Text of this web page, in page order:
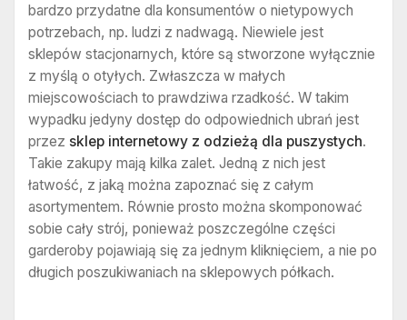
bardzo przydatne dla konsumentów o nietypowych
potrzebach, np. ludzi z nadwagą. Niewiele jest
sklepów stacjonarnych, które są stworzone wyłącznie
z myślą o otyłych. Zwłaszcza w małych
miejscowościach to prawdziwa rzadkość. W takim
wypadku jedyny dostęp do odpowiednich ubrań jest
przez sklep internetowy z odzieżą dla puszystych.
Takie zakupy mają kilka zalet. Jedną z nich jest
łatwość, z jaką można zapoznać się z całym
asortymentem. Równie prosto można skomponować
sobie cały strój, ponieważ poszczególne części
garderoby pojawiają się za jednym kliknięciem, a nie po
długich poszukiwaniach na sklepowych półkach.